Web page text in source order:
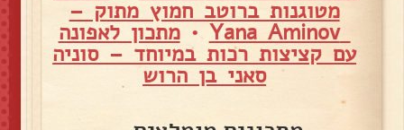
מטוגנות ברוטב חמוץ מתוק –
Yana Aminov
•מתכון לאפונה
עם קציצות רכות במיוחד – סוניה
סאני בן הרוש